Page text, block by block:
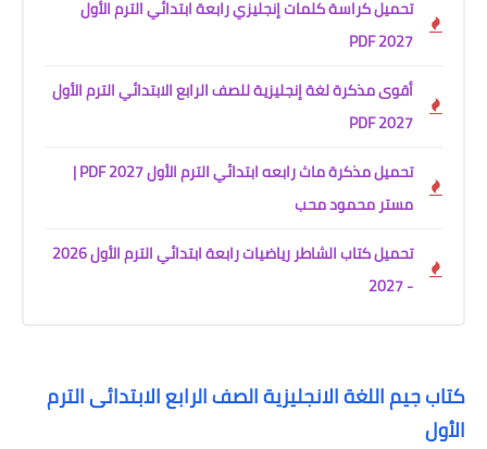
تحميل كراسة كلمات إنجليزي رابعة ابتدائي الترم الأول
2027 PDF
أقوى مذكرة لغة إنجليزية للصف الرابع الابتدائي الترم الأول
2027 PDF
تحميل مذكرة ماث رابعه ابتدائي الترم الأول 2027 PDF |
مستر محمود محب
تحميل كتاب الشاطر رياضيات رابعة ابتدائي الترم الأول 2026
- 2027
كتاب جيم اللغة الانجليزية الصف الرابع الابتدائى الترم
الأول